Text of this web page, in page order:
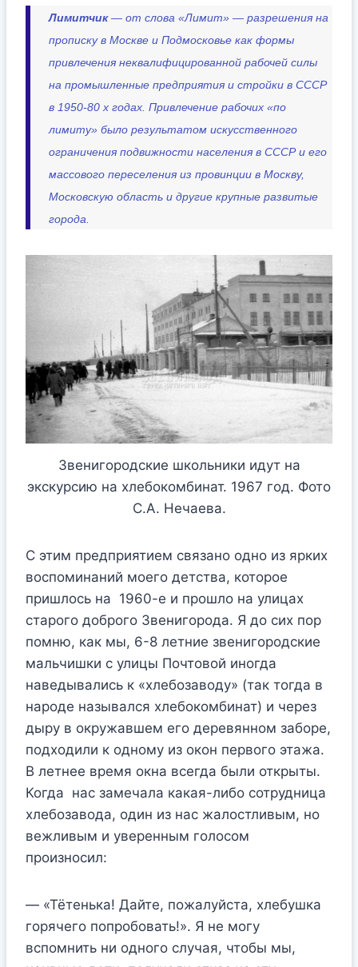
Лимитчик— от слова «Лимит» — разрешения на
прописку в Москве и Подмосковье как формы
привлечения неквалифицированной рабочей силы
на промышленные предприятия и стройки в СССР
в 1950-80 х годах. Привлечение рабочих «по
лимиту» было результатом искусственного
ограничения подвижности населения в СССР и его
массового переселения из провинции в Москву,
Московскую область и другие крупные развитые
города.
Звенигородские школьники идут на
экскурсию на хлебокомбинат. 1967 год. Фото
С.А. Нечаева.
С этим предприятием связано одно из ярких
воспоминаний моего детства, которое
пришлось на 1960-е и прошло на улицах
старого доброго Звенигорода. Я до сих пор
помню, как мы, 6-8 летние звенигородские
мальчишки с улицы Почтовой иногда
наведывались к «хлебозаводу» (так тогда в
народе назывался хлебокомбинат) и через
дыру в окружавшем его деревянном заборе,
подходили к одному из окон первого этажа.
В летнее время окна всегда были открыты.
Когда нас замечала какая-либо сотрудница
хлебозавода, один из нас жалостливым, но
вежливым и уверенным голосом
произносил:
— «Тётенька! Дайте, пожалуйста, хлебушка
горячего попробовать!». Я не могу
вспомнить ни одного случая, чтобы мы,